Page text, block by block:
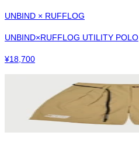
UNBIND × RUFFLOG
UNBIND×RUFFLOG UTILITY POLO
¥18,700